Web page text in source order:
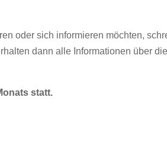
oder sich informieren möchten,
dann alle Informationen über
statt.